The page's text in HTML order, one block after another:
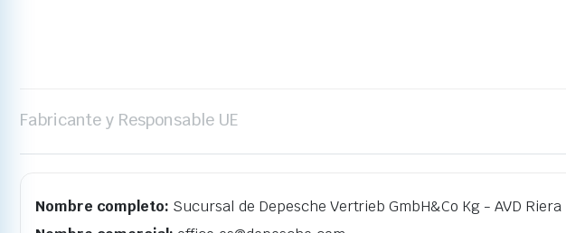
Fabricante y Responsable UE
Nombre completo: Sucursal de Depesche Vertrieb GmbH&Co Kg - AVD Riera